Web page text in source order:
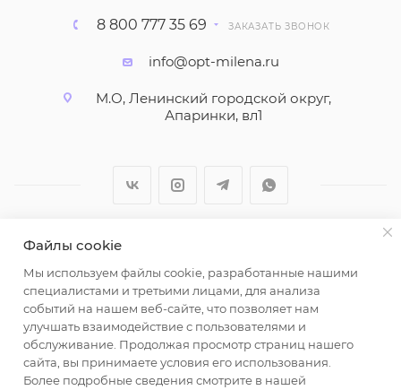
8 800 777 35 69 ЗАКАЗАТЬ ЗВОНОК
info@opt-milena.ru
М.О, Ленинский городской округ,
Апаринки, вл1
2026 © ООО "Вайт Текстиль групп"
Любая информация на сайте носит справочный
характер и не является публичной офертой
определяемой положениями пункта 2 статьи 437
Гражданского кодекса Российской Федерации.
Использование любых материалов, опубликованных
на https://opt-milena.ru, допустимо только при
Файлы cookie
Мы используем файлы cookie, разработанные нашими
специалистами и третьими лицами, для анализа
событий на нашем веб-сайте, что позволяет нам
улучшать взаимодействие с пользователями и
обслуживание. Продолжая просмотр страниц нашего
сайта, вы принимаете условия его использования.
Более подробные сведения смотрите в нашей